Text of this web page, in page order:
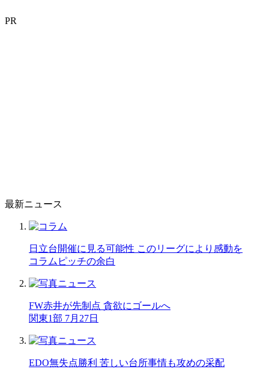
PR
最新ニュース
日立台開催に見る可能性 このリーグにより感動を
コラム ピッチの余白
FW赤井が先制点 貪欲にゴールへ
関東1部 7月27日
EDO無失点勝利 苦しい台所事情も攻めの采配